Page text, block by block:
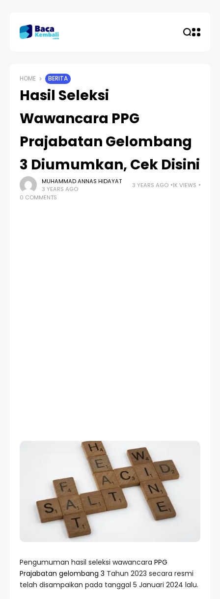
HOME BERITA
Hasil Seleksi
Wawancara PPG
Prajabatan Gelombang
3 Diumumkan, Cek Disini
MUHAMMAD ANNAS HIDAYAT
3 YEARS AGO
3 YEARS AGO 1K VIEWS
0 COMMENTS
Pengumuman hasil seleksi wawancara PPG
Prajabatan gelombang 3 Tahun 2023 secara resmi
telah disampaikan pada tanggal 5 Januari 2024 lalu.